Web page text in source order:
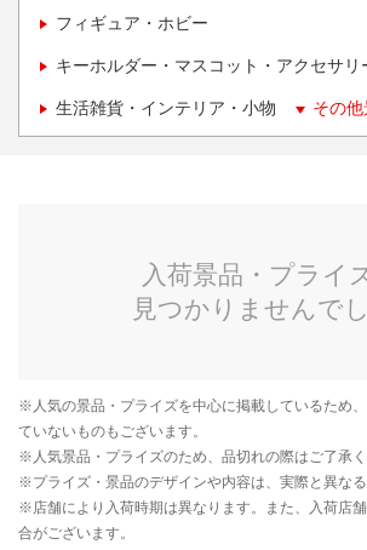
フィギュア・ホビー
キーホルダー・マスコット・アクセサリ
生活雑貨・インテリア・小物 その他